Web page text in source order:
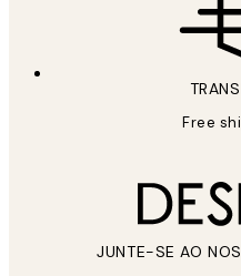
Free
JUNTE-SE AO